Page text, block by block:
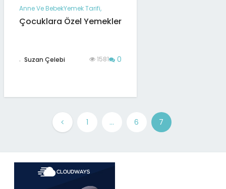
Anne Ve Bebek ,
Yemek Tarifi
Çocuklara Özel Yemekler
. Suzan Çelebi 0
1581
1 … 6 7